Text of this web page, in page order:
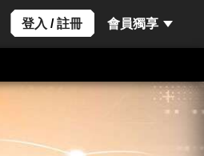
會員獨享
登入 /註冊